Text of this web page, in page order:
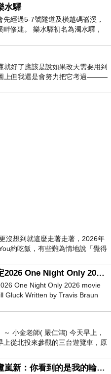
水驛
先經過5-7號隧道及橫越碼崙溪，
畔修建。 樂水驛初名為濁水驛，
車站同名，於1953
好了應該是說如果改天需要用到
上但我還是會努力把它考過———
沒想到就這麼走著走著，2026年
約吃飯，有些難為情地說「覺得
電影一夜限定2026 One Night Only 2026 movie
One Night Only 2026 movie
Gluck Written by Travis Braun
Barbaro
～ 小金老師( 嚴仁鴻) 今天早上，
上從北投來參觀的三台遊覽車，原
多要安靜下來，卻發
當代藝術家盧嵐新：你看到的是我的輪廓，還是你的故事？——藏在藍色裡的希望與光